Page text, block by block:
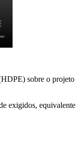
sobre o projeto
exigidos, equivalente